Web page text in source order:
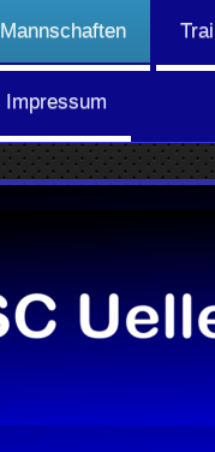
Mannschaften
Impressum